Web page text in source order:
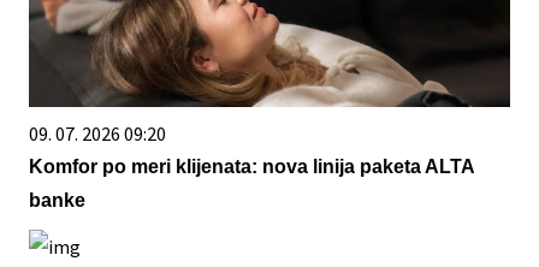
09. 07. 2026 09:20
Komfor po meri klijenata: nova linija paketa ALTA
banke